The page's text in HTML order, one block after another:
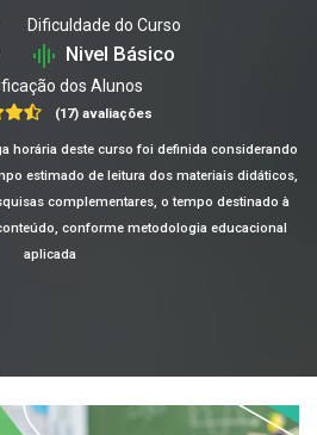
Dificuldade do Curso
Nivel Básico
dos Alunos
(17) avaliações
horária deste curso foi definida considerando
estimado de leitura dos materiais didáticos,
complementares, o tempo destinado à
conforme metodologia educacional
aplicada